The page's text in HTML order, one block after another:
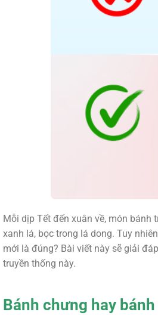
Mỗi dịp Tết đến xuân về, món
xanh lá, bọc trong lá dong. Tuy
mới là đúng? Bài viết này sẽ giải
truyền thống này.
Bánh chưng hay